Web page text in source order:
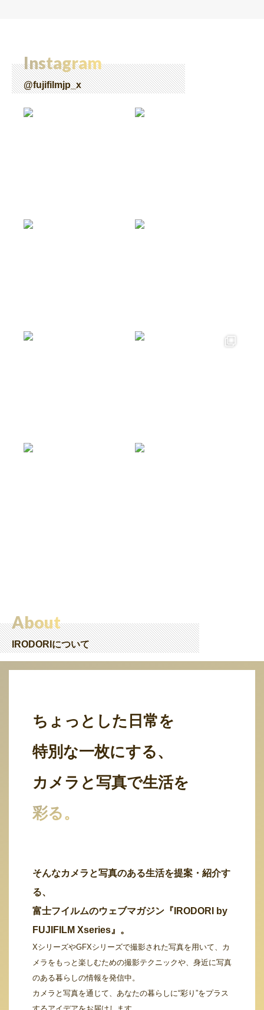
Instagram
@fujifilmjp_x
About
IRODORIについて
ちょっとした日常を
特別な一枚にする、
カメラと写真で生活を
彩る。
そんなカメラと写真のある生活を提案・紹介す
る、
富士フイルムのウェブマガジン『IRODORI by
FUJIFILM Xseries』。
XシリーズやGFXシリーズで撮影された写真を用いて、カ
メラをもっと楽しむための撮影テクニックや、身近に写真
のある暮らしの情報を発信中。
カメラと写真を通じて、あなたの暮らしに“彩り”をプラス